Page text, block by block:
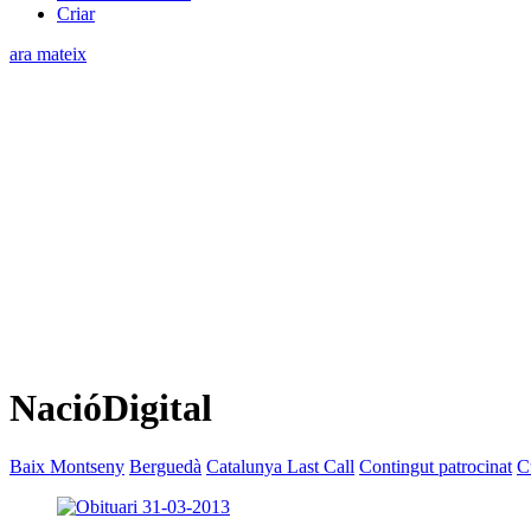
Criar
ara mateix
NacióDigital
Baix Montseny Berguedà Catalunya Last Call Contingut patrocinat